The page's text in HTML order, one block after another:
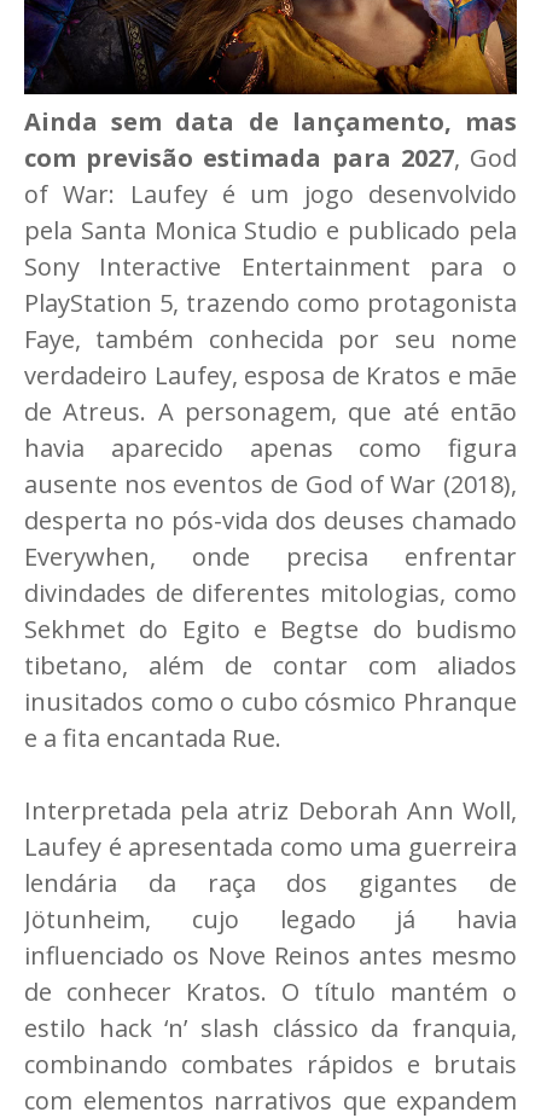
Ainda sem data de lançamento, mas
com previsão estimada para 2027, God
of War: Laufey é um jogo desenvolvido
pela Santa Monica Studio e publicado pela
Sony Interactive Entertainment para o
PlayStation 5, trazendo como protagonista
Faye, também conhecida por seu nome
verdadeiro Laufey, esposa de Kratos e mãe
de Atreus. A personagem, que até então
havia aparecido apenas como figura
ausente nos eventos de God of War (2018),
desperta no pós-vida dos deuses chamado
Everywhen, onde precisa enfrentar
divindades de diferentes mitologias, como
Sekhmet do Egito e Begtse do budismo
tibetano, além de contar com aliados
inusitados como o cubo cósmico Phranque
e a fita encantada Rue.
Interpretada pela atriz Deborah Ann Woll,
Laufey é apresentada como uma guerreira
lendária da raça dos gigantes de
Jötunheim, cujo legado já havia
influenciado os Nove Reinos antes mesmo
de conhecer Kratos. O título mantém o
estilo hack ‘n’ slash clássico da franquia,
combinando combates rápidos e brutais
com elementos narrativos que expandem